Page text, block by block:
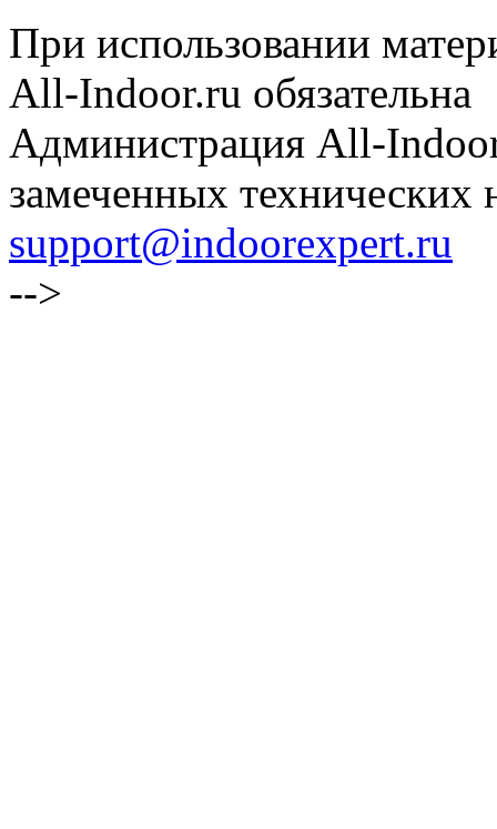
При использовании
All-Indoor.ru обязательна
Администрация All-
замеченных технических
support@indoorexpert.ru
-->